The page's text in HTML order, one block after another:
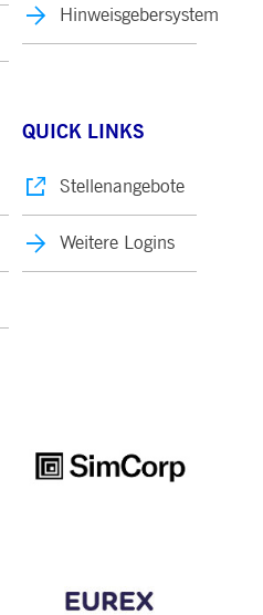
Hinweisgebersystem
QUICK LINKS
Stellenangebote
Weitere Logins